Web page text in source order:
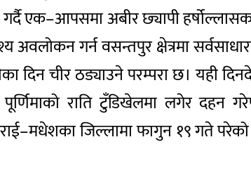
गर्दै एक–आपसमा अबीर छ्यापी
अवलोकन गर्न वसन्तपुर क्षेत्रमा
चीर ठड्याउने परम्परा छ। यही
राति टुँडिखेलमा लगेर दहन
जिल्लामा फागुन १९ गते